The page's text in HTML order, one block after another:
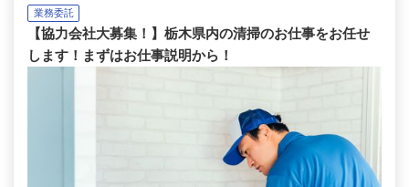
業務委託
【協力会社大募集！】栃木県内の清掃のお仕事をお任せ
します！まずはお仕事説明から！